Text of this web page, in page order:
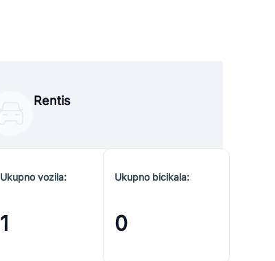
Rentis
Ukupno vozila:
1
Ukupno bicikala:
0